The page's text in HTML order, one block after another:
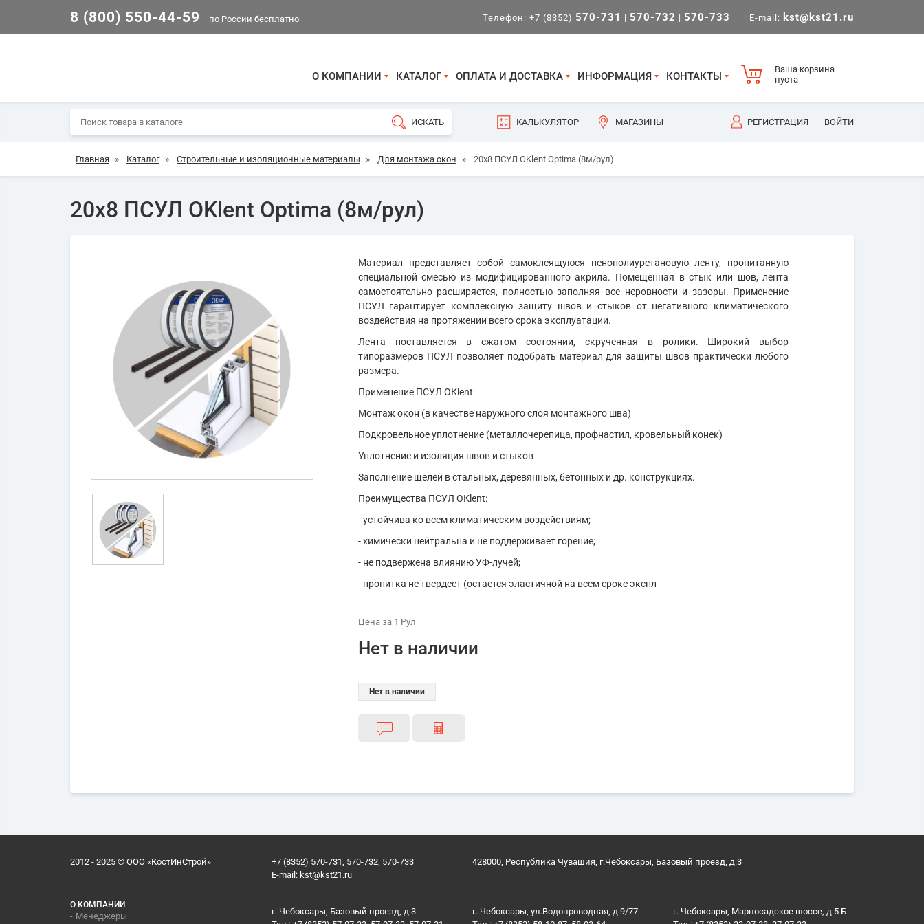
8 (800) 550-44-59 по России бесплатно Телефон: +7 (8352) 570-731 | 570-732 | 570-733 E-mail: kst@kst21.ru
О КОМПАНИИ КАТАЛОГ ОПЛАТА И ДОСТАВКА ИНФОРМАЦИЯ КОНТАКТЫ
Ваша корзина
пуста
КАЛЬКУЛЯТОР МАГАЗИНЫ РЕГИСТРАЦИЯ ВОЙТИ
Главная » Каталог » Строительные и изоляционные материалы » Для монтажа окон » 20х8 ПСУЛ OKlent Optima (8м/рул)
20х8 ПСУЛ OKlent Optima (8м/рул)
Материал представляет собой самоклеящуюся пенополиуретановую ленту, пропитанную
специальной смесью из модифицированного акрила. Помещенная в стык или шов, лента
самостоятельно расширяется, полностью заполняя все неровности и зазоры. Применение
ПСУЛ гарантирует комплексную защиту швов и стыков от негативного климатического
воздействия на протяжении всего срока эксплуатации.
Лента поставляется в сжатом состоянии, скрученная в ролики. Широкий выбор
типоразмеров ПСУЛ позволяет подобрать материал для защиты швов практически любого
размера.
Применение ПСУЛ OКlent:
Монтаж окон (в качестве наружного слоя монтажного шва)
Подкровельное уплотнение (металлочерепица, профнастил, кровельный конек)
Уплотнение и изоляция швов и стыков
Заполнение щелей в стальных, деревянных, бетонных и др. конструкциях.
Преимущества ПСУЛ OКlent:
- устойчива ко всем климатическим воздействиям;
- химически нейтральна и не поддерживает горение;
- не подвержена влиянию УФ-лучей;
- пропитка не твердеет (остается эластичной на всем сроке экспл
Цена за 1 Рул
Нет в наличии
Нет в наличии
2012 - 2025 © ООО «КостИнСтрой»
+7 (8352) 570-731, 570-732, 570-733
E-mail: kst@kst21.ru
428000, Республика Чувашия, г.Чебоксары, Базовый проезд, д.3
О КОМПАНИИ
Менеджеры
г. Чебоксары, Базовый проезд, д.3
г. Чебоксары, ул.Водопроводная, д.9/77
г. Чебоксары, Марпосадское шоссе, д.5 Б